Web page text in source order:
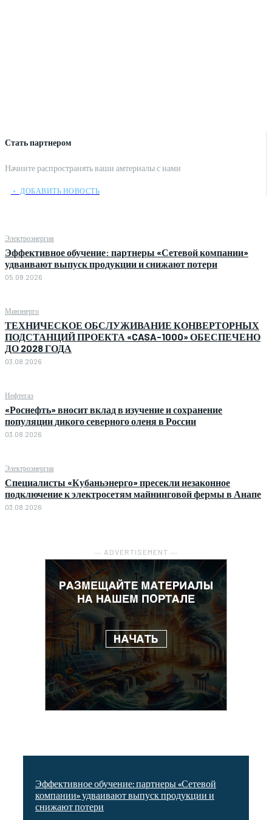
Стать партнером
Начните распространять ваши амтериалы с нами
﹢ ДОБАВИТЬ НОВОСТЬ
Электроэнергия
Эффективное обучение: партнеры «Сетевой компании»
удваивают выпуск продукции и снижают потери
05.08.2026
Минэнерго
ТЕХНИЧЕСКОЕ ОБСЛУЖИВАНИЕ КОНВЕРТОРНЫХ
ПОДСТАНЦИЙ ПРОЕКТА «CASA-1000» ОБЕСПЕЧЕНО
ДО 2028 ГОДА
03.08.2026
Нефтегаз
«Роснефть» вносит вклад в изучение и сохранение
популяции дикого северного оленя в России
03.08.2026
Электроэнергия
Специалисты «Кубаньэнерго» пресекли незаконное
подключение к электросетям майнинговой фермы в Анапе
03.08.2026
― ADVERTISEMENT ―
Эффективное обучение: партнеры «Сетевой
компании» удваивают выпуск продукции и
снижают потери